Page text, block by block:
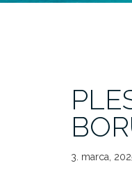
3. marca,